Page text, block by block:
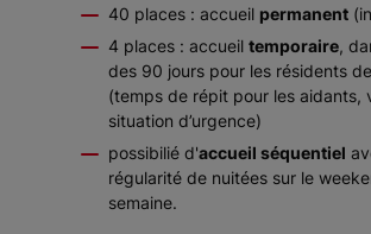
40 places : accueil permanent
4 places : accueil temporaire,
des 90 jours pour les résidents de
(temps de répit pour les aidants,
situation d’urgence)
possibilié d'accueil séquentiel
régularité de nuitées sur le
semaine.